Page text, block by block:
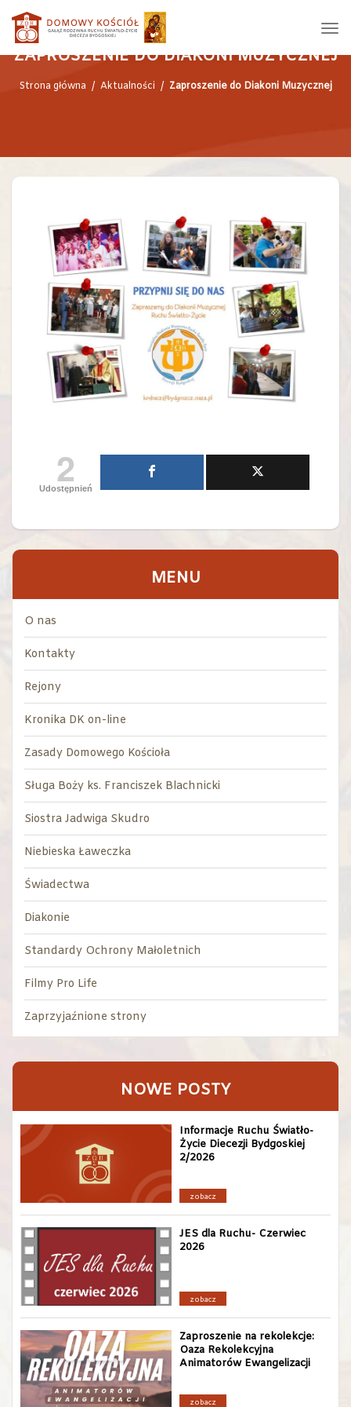
ZAPROSZENIE DO DIAKONI MUZYCZNEJ
Strona główna / Aktualności / Zaproszenie do Diakoni Muzycznej
2
Udostępnień
MENU
O nas
Kontakty
Rejony
Kronika DK on-line
Zasady Domowego Kościoła
Sługa Boży ks. Franciszek Blachnicki
Siostra Jadwiga Skudro
Niebieska Ławeczka
Świadectwa
Diakonie
Standardy Ochrony Małoletnich
Filmy Pro Life
Zaprzyjaźnione strony
NOWE POSTY
Informacje Ruchu Światło-
Życie Diecezji Bydgoskiej
2/2026
zobacz
JES dla Ruchu- Czerwiec
2026
zobacz
Zaproszenie na rekolekcje:
Oaza Rekolekcyjna
Animatorów Ewangelizacji
zobacz